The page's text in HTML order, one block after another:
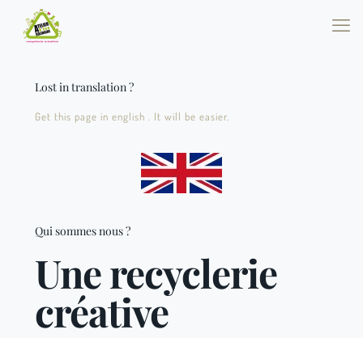
Lost in translation ?
Get this page in english . It will be easier.
Qui sommes nous ?
Une recyclerie
créative